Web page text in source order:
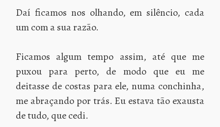
Daí ficamos nos olhando, em silêncio, cada
um com a sua razão.
Ficamos algum tempo assim, até que me
puxou para perto, de modo que eu me
deitasse de costas para ele, numa conchinha,
me abraçando por trás. Eu estava tão exausta
de tudo, que cedi.